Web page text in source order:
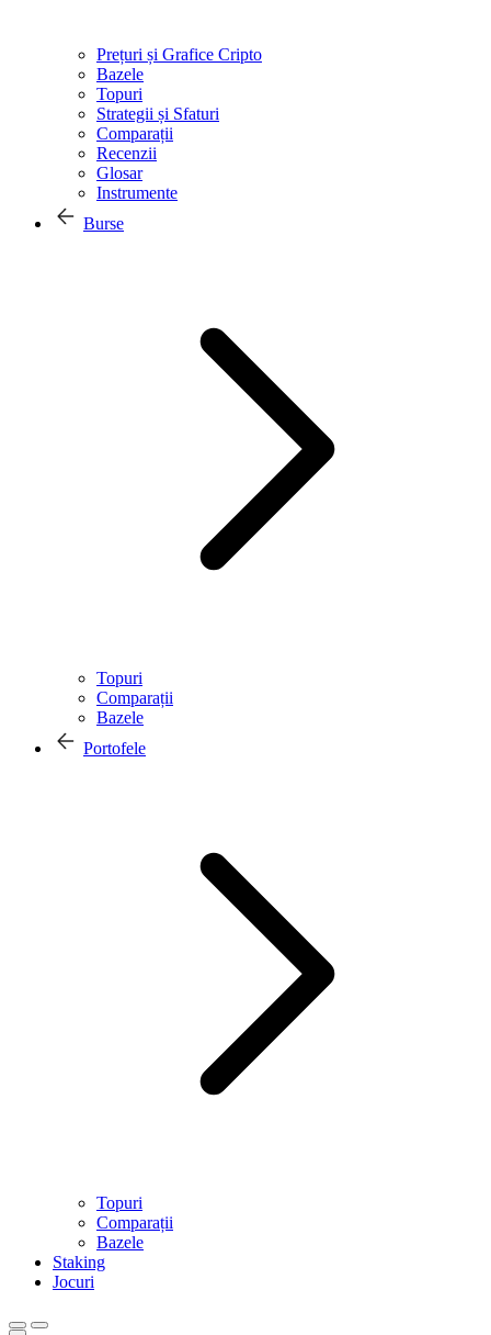
Prețuri și Grafice Cripto
Bazele
Topuri
Strategii și Sfaturi
Comparații
Recenzii
Glosar
Instrumente
Burse
Topuri
Comparații
Bazele
Portofele
Topuri
Comparații
Bazele
Staking
Jocuri